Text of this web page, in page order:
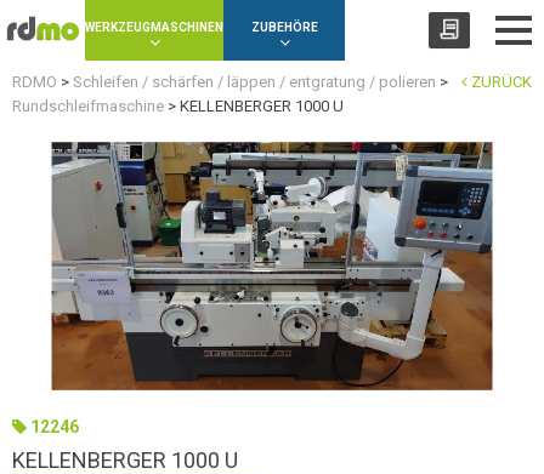
WERKZEUGMASCHINEN ZUBEHÖRE
ZURÜCK
RDMO > Schleifen / schärfen / läppen / entgratung / polieren >
Rundschleifmaschine > KELLENBERGER 1000 U
12246
KELLENBERGER 1000 U